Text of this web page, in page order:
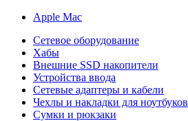
Apple Mac
Сетевое оборудование
Хабы
Внешние SSD накопители
Устройства ввода
Сетевые адаптеры и кабели
Чехлы и накладки для ноутбуков
Сумки и рюкзаки